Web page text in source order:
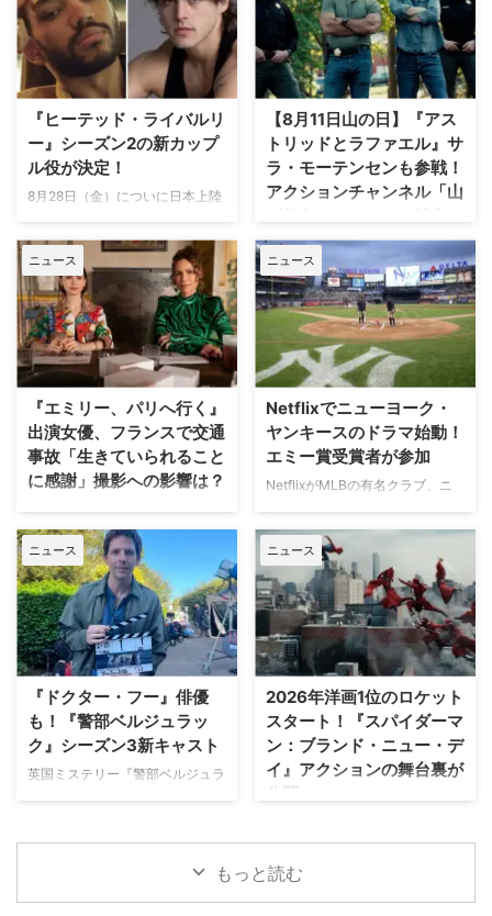
『ヒーテッド・ライバルリ
ー』シーズン2の新カップ
ル役が決定！
8月28日（金）についに日本上陸
ド・ライバルリー』。そのシーズ
ン2の新カップル役が分かった。
米Deadlineが報じている。 シー
ズン1の主要カップルも引き続き
出演 『ヒーテッド・ライバルリ
ー』はカナダの作家レイチェル・
リードによるベストセラー小説
「Game Changers」シリーズを
原作とする。シーズン1は小説シ
リーズ第2作「Heated Rivalry」
をもとに、氷上で最大のライバル
として火花を散らす二人のスター
【8月11日山の日】『アス
トリッドとラファエル』サ
ラ・モーテンセンも参戦！
アクションチャンネル「山
が舞台のアクション特集」
放送
日本で唯一のアクション海外ドラ
マ専門チャンネル「アクションチ
ャンネル」にて、8月11日の山の
日に合わせた特別編成「山が舞台
のアクション特集」が放送され
る。 8月11日「山の日」に注目の
山岳アクション2作品を特別編成
今回の特集では、米陸軍特殊部隊
出身の保安官が山岳地帯の町で起
きる難事件に挑む全米大ヒット作
『ブルーリッジ 山岳捜査網』が
独占日本初放送。さらに、元特殊
部隊員の父親が娘を守るために大
自然を駆け巡るフランス発の話題
作『デビルズ・リープ～娘を守
れ！最強の親父』が一挙放送され
る。雄大な自然の中で繰り広 …
ニュース
『エミリー、パリへ行く』
出演女優、フランスで交通
事故「生きていられること
に感謝」撮影への影響は？
人気Netflixドラマ『エミリー、パ
リへ行く』第6シーズンに出演す
るイギリス人女優のミニー・ドラ
イヴァーが、フランスでの撮影休
止期間中に深刻な自動車事故に遭
っていたことが分かった。 生き
ていられることに心から感謝 ミ
ニーは過去8週間にわたり、
と題した動画シリーズを投稿。最
終シーズンの撮影で滞在していた
パリでの日常をファンに届けてい
た。しかし8月6日（木）早朝、
ニュース
Netflixでニューヨーク・
ヤンキースのドラマ始動！
エミー賞受賞者が参加
NetflixがMLBの有名クラブ、ニ
した新作ドラマシリーズの開発を
進めている。米Varietyが報じ
た。 『オザークへようこそ』ジ
ェイソン・ベイトマンも関与
Netflixは、今年3月のMLB開幕戦
をライヴ配信したのを皮切りに、
7月のホームランダービーもリリ
を深めている。この協力関係は
2028年まで続く予定だ。今月中
旬に行われるフィールド・オブ・
ドリームス（映画『フィールド・
オブ・ドリームス』の舞台となっ
ニュース
『ドクター・フー』俳優
も！『警部ベルジュラッ
ク』シーズン3新キャスト
英国ミステリー『警部ベルジュラ
新たに加わることも明らかになっ
撃的な事件に巻き込まれるベルジ
ニュース
2026年洋画1位のロケット
スタート！『スパイダーマ
ン：ブランド・ニュー・デ
イ』アクションの舞台裏が
公開
マンの新たな物語を描く映画『ス
パイダーマン：ブランド・ニュ
ー・デイ』が大ヒット上映中だ。
もっと読む